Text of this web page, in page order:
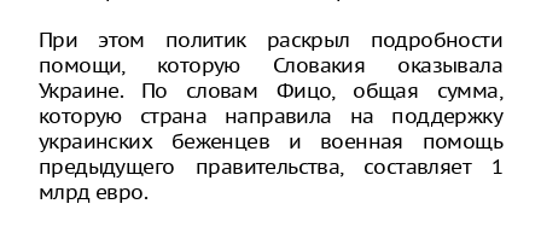
При этом политик раскрыл подробности
помощи, которую Словакия оказывала
Украине. По словам Фицо, общая сумма,
которую страна направила на поддержку
украинских беженцев и военная помощь
предыдущего правительства, составляет 1
млрд евро.